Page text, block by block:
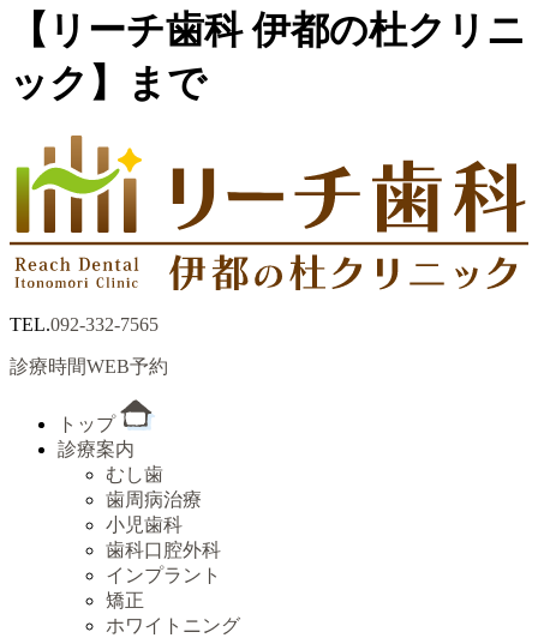
【リーチ歯科 伊都の杜クリニ
ック】まで
TEL.092-332-7565
診療時間WEB予約
トップ
診療案内
むし歯
歯周病治療
小児歯科
歯科口腔外科
インプラント
矯正
ホワイトニング